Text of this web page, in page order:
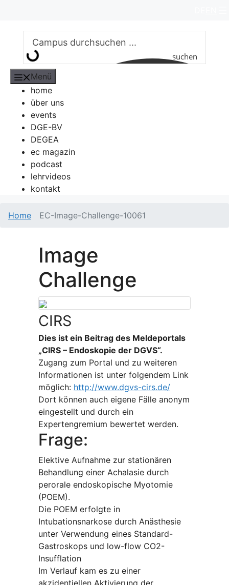
springen
suchen
Menü
home
über uns
events
DGE-BV
DEGEA
ec magazin
podcast
lehrvideos
kontakt
Home EC-Image-Challenge-10061
Image
Challenge
CIRS
Dies ist ein Beitrag des Meldeportals
„CIRS – Endoskopie der DGVS“.
Zugang zum Portal und zu weiteren
Informationen ist unter folgendem Link
möglich: http://www.dgvs-cirs.de/
Dort können auch eigene Fälle anonym
eingestellt und durch ein
Expertengremium bewertet werden.
Frage:
Elektive Aufnahme zur stationären
Behandlung einer Achalasie durch
perorale endoskopische Myotomie
(POEM).
Die POEM erfolgte in
Intubationsnarkose durch Anästhesie
unter Verwendung eines Standard-
Gastroskops und low-flow CO2-
Insufflation
Im Verlauf kam es zu einer
akzidentiellen Aktivierung der